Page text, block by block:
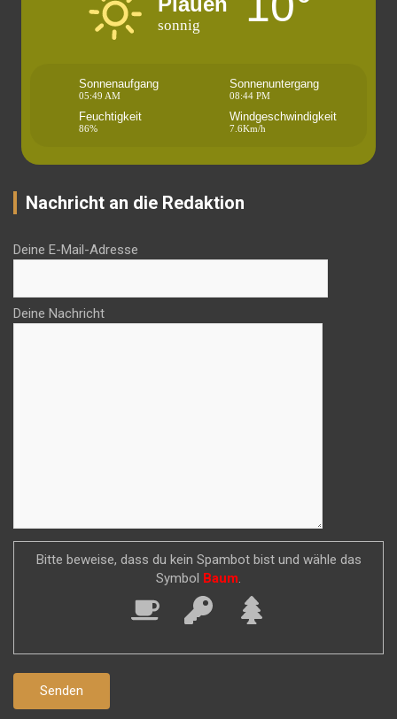
sonnig
Sonnenaufgang
05:49 AM
Sonnenuntergang
08:44 PM
Feuchtigkeit
86%
Windgeschwindigkeit
7.6Km/h
Nachricht an die Redaktion
Deine E-Mail-Adresse
Deine Nachricht
Bitte beweise, dass du kein Spambot bist und wähle das
Symbol Baum.